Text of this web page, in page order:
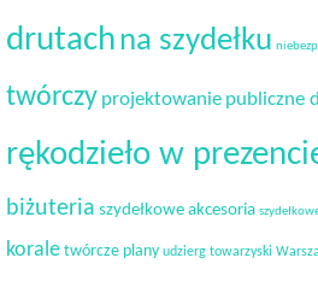
drutachna szydełku
twórczy projektowanie publiczne
rękodzieło w
biżuteria szydełkowe akcesoria
korale twórcze plany udzierg towarzyski